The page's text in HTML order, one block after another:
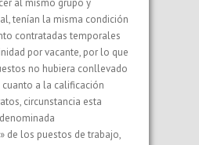
tenían la misma condición
contratadas temporales
por vacante, por lo que
no hubiera conllevado
a la calificación
circunstancia esta
de los puestos de trabajo,